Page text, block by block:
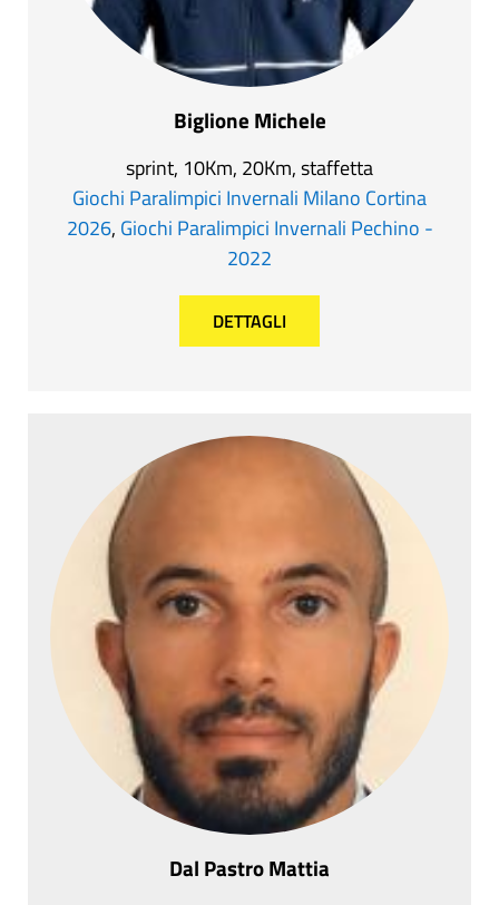
Biglione Michele
sprint, 10Km, 20Km, staffetta
Giochi Paralimpici Invernali Milano Cortina
2026, Giochi Paralimpici Invernali Pechino -
2022
DETTAGLI
Dal Pastro Mattia